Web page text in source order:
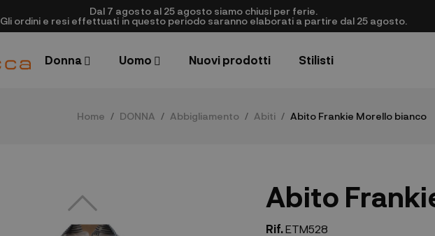
Dal 7 agosto al 25 agosto siamo chiusi per ferie.
Gli ordini e resi effettuati in questo periodo saranno elaborati a partire dal 25 agosto.
Donna Uomo Nuovi prodotti Stilisti
Home DONNA Abbigliamento Abiti Abito Frankie Morello bianco
Abito
Rif.ETM528